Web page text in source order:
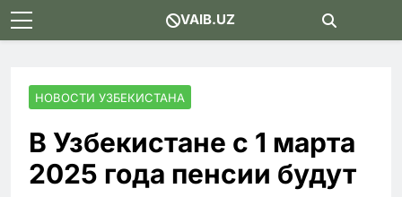
Skip
to
VAIB.UZ
НОВОСТИ УЗБЕКИСТАНА
В Узбекистане с 1 марта
2025 года пенсии будут